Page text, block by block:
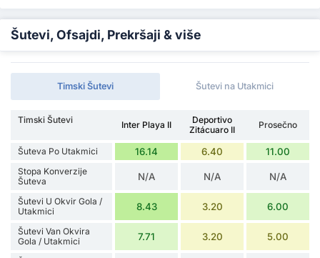
Šutevi, Ofsajdi, Prekršaji & više
Timski Šutevi Šutevi na Utakmici
Timski Šutevi Inter Playa II
Deportivo
Zitácuaro II
Prosečno
Šuteva Po Utakmici 16.14 6.40 11.00
Stopa Konverzije
Šuteva
N/A N/A N/A
Šutevi U Okvir Gola /
Utakmici
8.43 3.20 6.00
Šutevi Van Okvira
Gola / Utakmici
7.71 3.20 5.00